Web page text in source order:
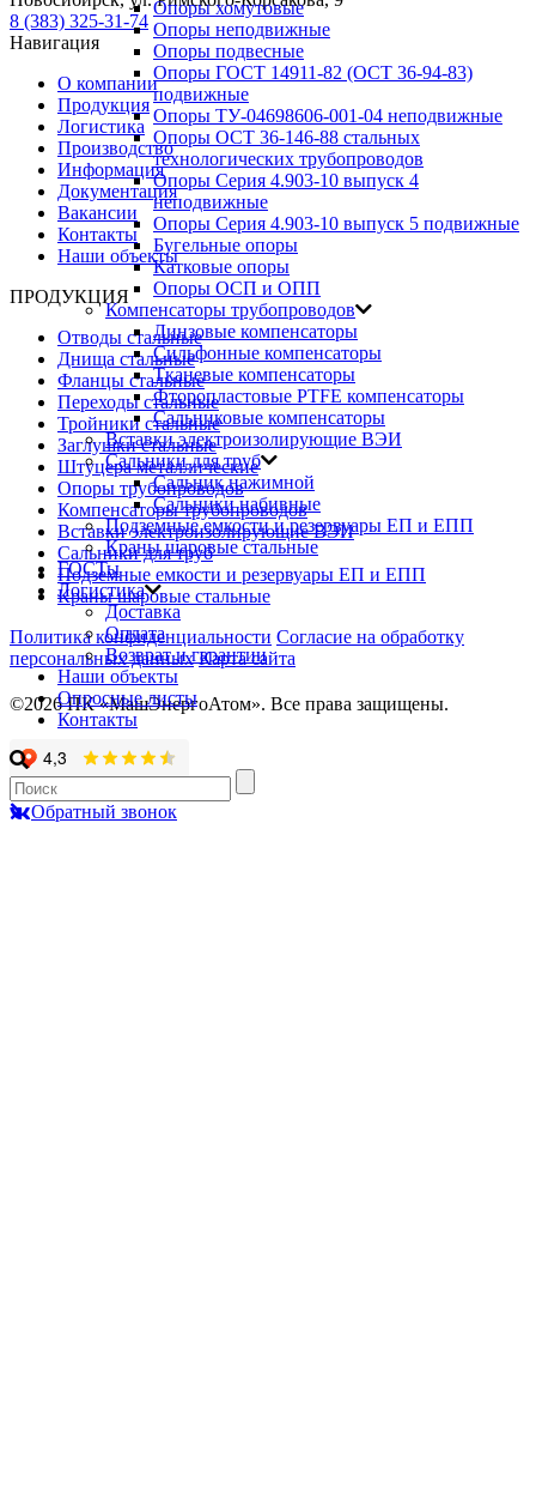
8 (383) 325-31-74
Навигация
О компании
Продукция
Логистика
Производство
Информация
Документация
Вакансии
Контакты
Наши объекты
ПРОДУКЦИЯ
Отводы стальные
Днища стальные
Фланцы стальные
Переходы стальные
Тройники стальные
Заглушки стальные
Штуцера металлические
Опоры трубопроводов
Компенсаторы трубопроводов
Вставки электроизолирующие ВЭИ
Сальники для труб
Подземные емкости и резервуары ЕП и ЕПП
Краны шаровые стальные
Политика конфиденциальности Согласие на обработку
персональных данных Карта сайта
©2026 ПК «МашЭнергоАтом». Все права защищены.
Опоры хомутовые
Опоры неподвижные
Опоры подвесные
Опоры ГОСТ 14911-82 (ОСТ 36-94-83)
подвижные
Опоры ТУ-04698606-001-04 неподвижные
Опоры ОСТ 36-146-88 стальных
технологических трубопроводов
Опоры Серия 4.903-10 выпуск 4
неподвижные
Опоры Серия 4.903-10 выпуск 5 подвижные
Бугельные опоры
Катковые опоры
Опоры ОСП и ОПП
Компенсаторы трубопроводов
Линзовые компенсаторы
Сильфонные компенсаторы
Тканевые компенсаторы
Фторопластовые PTFE компенсаторы
Сальниковые компенсаторы
Вставки электроизолирующие ВЭИ
Сальники для труб
Сальник нажимной
Сальники набивные
Подземные емкости и резервуары ЕП и ЕПП
Краны шаровые стальные
ГОСТы
Логистика
Доставка
Оплата
Возврат и гарантии
Наши объекты
Опросные листы
Контакты
Обратный звонок